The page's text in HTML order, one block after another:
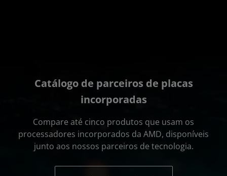
Catálogo de parceiros de placas
incorporadas
Compare até cinco produtos que usam os
processadores incorporados da AMD, disponíveis
junto aos nossos parceiros de tecnologia.